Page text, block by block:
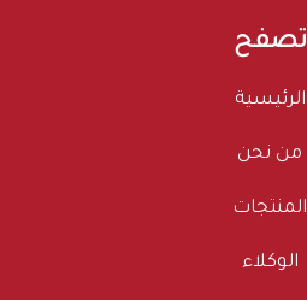
تصفح
الرئيسية
من نحن
المنتجات
الوكلاء